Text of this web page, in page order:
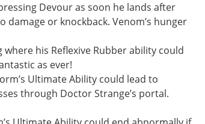
Devour as soon he lands after
damage or knockback. Venom’s hunger
his Reflexive Rubber ability could
as ever!
Ultimate Ability could lead to
through Doctor Strange’s portal.